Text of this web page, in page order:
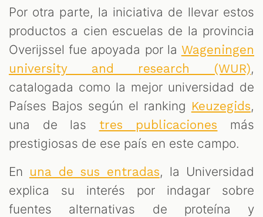
Por otra parte, la iniciativa de llevar estos
productos a cien escuelas de la provincia
Overijssel fue apoyada por la Wageningen
university and research (WUR),
catalogada como la mejor universidad de
Países Bajos según el ranking Keuzegids,
una de las tres publicaciones más
prestigiosas de ese país en este campo.
En una de sus entradas, la Universidad
explica su interés por indagar sobre
fuentes alternativas de proteína y